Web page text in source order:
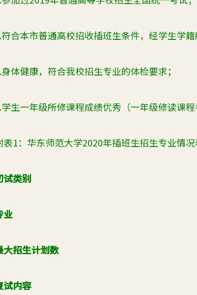
符合本市普通高校招收插班生条件，经学生学籍
身体健康，符合我校招生专业的体检要求；
学生一年级所修课程成绩优秀（一年级修读课
表1：华东师范大学2020年插班生招生专业情况
试类别
业
大招生计划数
试内容